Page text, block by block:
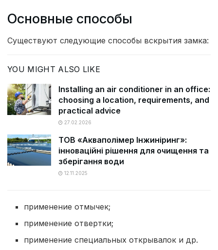
Основные способы
Существуют следующие способы вскрытия замка:
YOU MIGHT ALSO LIKE
Installing an air conditioner in an office:
choosing a location, requirements, and
practical advice
27.02.2026
ТОВ «Акваполімер Інжиніринг»:
інноваційні рішення для очищення та
зберігання води
12.11.2025
применение отмычек;
применение отвертки;
применение специальных открывалок и др.